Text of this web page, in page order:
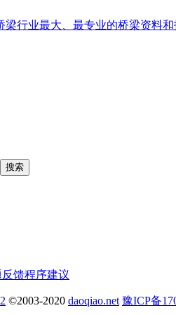
搜索
反馈程序建议
©2003-2020 daoqiao.net 豫ICP备